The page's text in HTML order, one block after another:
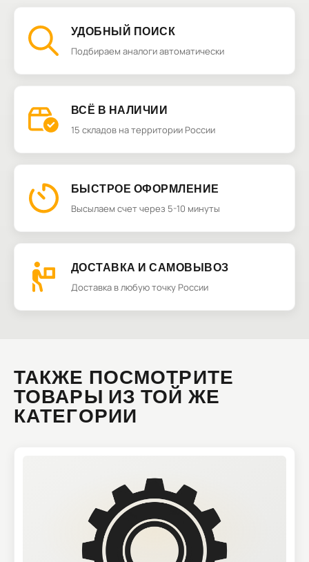
УДОБНЫЙ ПОИСК
Подбираем аналоги автоматически
ВСЁ В НАЛИЧИИ
15 складов на территории России
БЫСТРОЕ ОФОРМЛЕНИЕ
Высылаем счет через 5-10 минуты
ДОСТАВКА И САМОВЫВОЗ
Доставка в любую точку России
ТАКЖЕ ПОСМОТРИТЕ
ТОВАРЫ ИЗ ТОЙ ЖЕ
КАТЕГОРИИ